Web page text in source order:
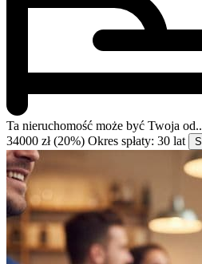
Ta nieruchomość może być Twoja od..
34000 zł (20%) Okres spłaty: 30 lat